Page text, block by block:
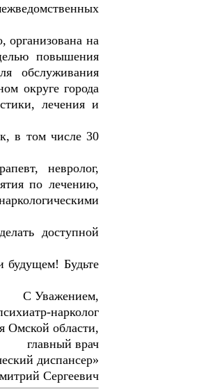
на
повышения
обслуживания
округе города
лечения и
в том числе 30
невролог,
по лечению,
доступной
будущем! Будьте
С Уважением,
нарколог
Омской области,
главный врач
диспансер»
Сергеевич